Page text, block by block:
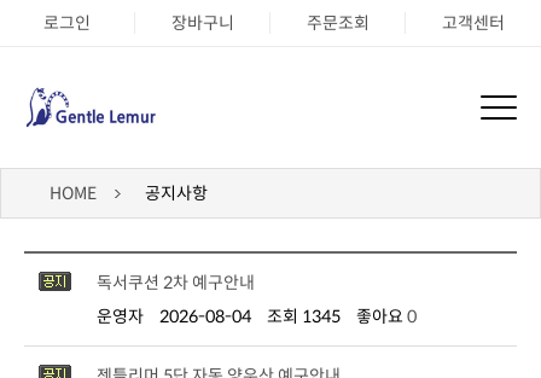
로그인 장바구니 주문조회 고객센터
HOME 공지사항
독서쿠션 2차 예구안내
운영자
2026-08-04 조회 1345 좋아요 0